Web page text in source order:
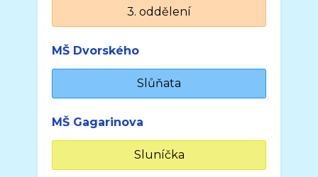
3. oddělení
MŠ Dvorského
Slůňata
MŠ Gagarinova
Sluníčka